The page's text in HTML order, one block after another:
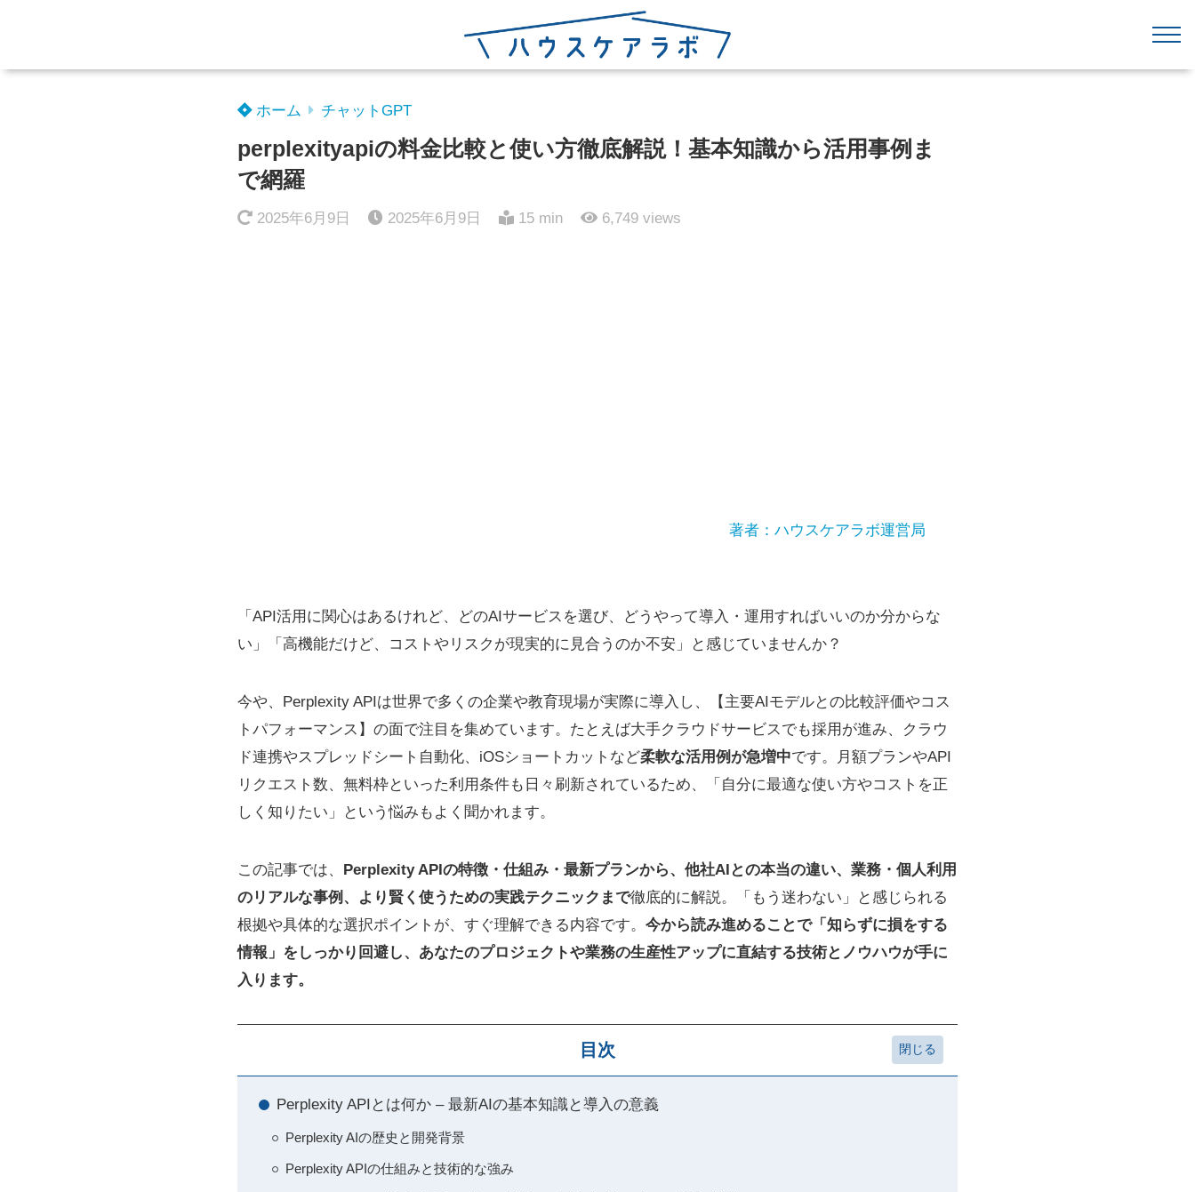
ホーム チャットGPT
perplexityapiの料金比較と使い方徹底解説！基本知識から活用事例ま
で網羅
2025年6月9日 2025年6月9日 15 min 6,749 views
著者：ハウスケアラボ運営局
「API活用に関心はあるけれど、どのAIサービスを選び、どうやって導入・運用すればいいのか分からな
い」「高機能だけど、コストやリスクが現実的に見合うのか不安」と感じていませんか？
今や、Perplexity APIは世界で多くの企業や教育現場が実際に導入し、【主要AIモデルとの比較評価やコス
トパフォーマンス】の面で注目を集めています。たとえば大手クラウドサービスでも採用が進み、クラウ
ド連携やスプレッドシート自動化、iOSショートカットなど柔軟な活用例が急増中です。月額プランやAPI
リクエスト数、無料枠といった利用条件も日々刷新されているため、「自分に最適な使い方やコストを正
しく知りたい」という悩みもよく聞かれます。
この記事では、 Perplexity APIの特徴・仕組み・最新プランから、他社AIとの本当の違い、業務・個人利用
のリアルな事例、より賢く使うための実践テクニックまで徹底的に解説。「もう迷わない」と感じられる
根拠や具体的な選択ポイントが、すぐ理解できる内容です。 今から読み進めることで「知らずに損をする
情報」をしっかり回避し、あなたのプロジェクトや業務の生産性アップに直結する技術とノウハウが手に
入ります。
目次
Perplexity APIとは何か – 最新AIの基本知識と導入の意義
Perplexity AIの歴史と開発背景
Perplexity APIの仕組みと技術的な強み